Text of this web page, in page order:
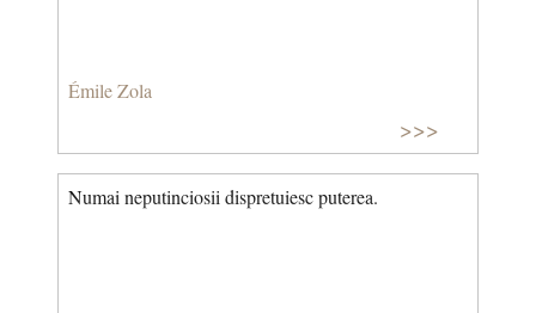
Émile Zola
>>>
Numai neputinciosii dispretuiesc puterea.